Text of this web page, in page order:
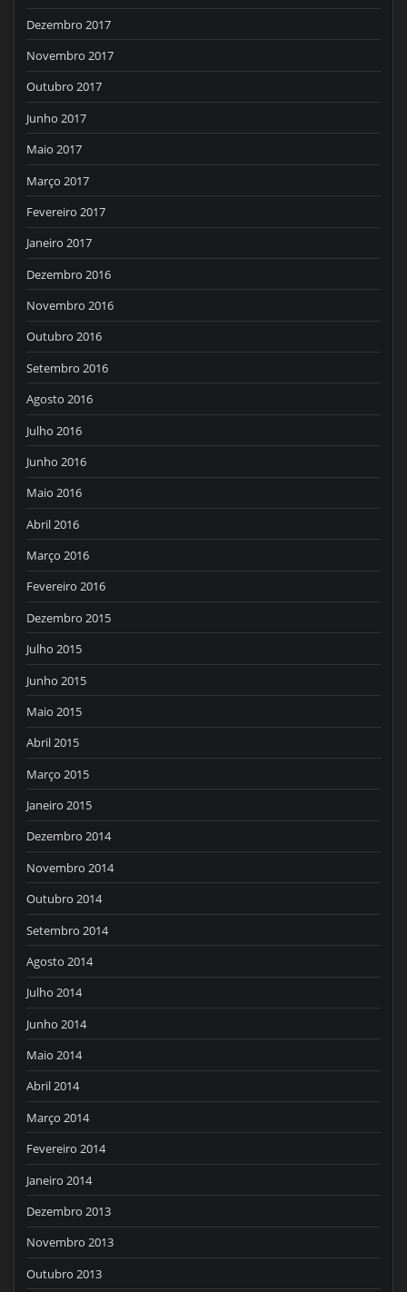
Dezembro 2017
Novembro 2017
Outubro 2017
Junho 2017
Maio 2017
Março 2017
Fevereiro 2017
Janeiro 2017
Dezembro 2016
Novembro 2016
Outubro 2016
Setembro 2016
Agosto 2016
Julho 2016
Junho 2016
Maio 2016
Abril 2016
Março 2016
Fevereiro 2016
Dezembro 2015
Julho 2015
Junho 2015
Maio 2015
Abril 2015
Março 2015
Janeiro 2015
Dezembro 2014
Novembro 2014
Outubro 2014
Setembro 2014
Agosto 2014
Julho 2014
Junho 2014
Maio 2014
Abril 2014
Março 2014
Fevereiro 2014
Janeiro 2014
Dezembro 2013
Novembro 2013
Outubro 2013